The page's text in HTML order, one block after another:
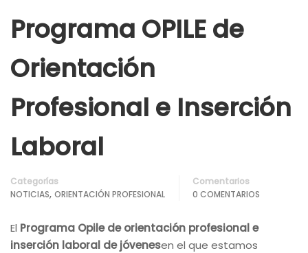
Programa OPILE de
Orientación
Profesional e Inserción
Laboral
Categorías
NOTICIAS, ORIENTACIÓN PROFESIONAL
Comentarios
0 COMENTARIOS
El Programa Opile de orientación profesional e
inserción laboral de jóvenesen el que estamos